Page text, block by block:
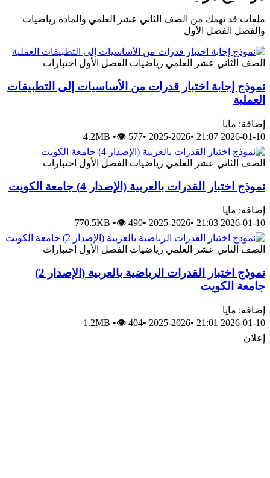
ملفات قد تهمك من الصف الثاني عشر العلمي والمادة رياضيات
والفصل الفصل الأول
الصف الثاني عشر العلمي رياضيات الفصل الأول اختبارات
نموذج إجابة اختبار قدرات من الأساسيات إلى التطبيقات
العملية
إضافة: مايا
2026-01-10 21:07
•
2025-2026
•
4.2MB •👁 577
الصف الثاني عشر العلمي رياضيات الفصل الأول اختبارات
نموذج اختبار القدرات بالعربية (الإصدار 4) جامعة الكويت
إضافة: مايا
2026-01-10 21:03
•
2025-2026
•
770.5KB •👁 490
الصف الثاني عشر العلمي رياضيات الفصل الأول اختبارات
نموذج اختبار القدرات الرياضية بالعربية (الإصدار 2)
جامعة الكويت
إضافة: مايا
2026-01-10 21:01
•
2025-2026
•
1.2MB •👁 404
إعلان